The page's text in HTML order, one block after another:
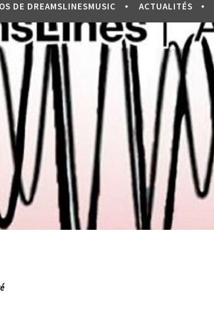
DE DREAMSLINESMUSIC ACTUALITÉS